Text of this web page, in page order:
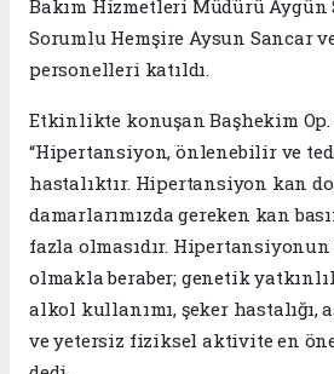
Bakım Hizmetleri Müdürü Aygün
Sorumlu Hemşire Aysun Sancar
personelleri katıldı.
Etkinlikte konuşan Başhekim Op.
“Hipertansiyon, önlenebilir ve
hastalıktır. Hipertansiyon kan
damarlarımızda gereken kan
fazla olmasıdır. Hipertansiyonun
olmakla beraber; genetik
alkol kullanımı, şeker hastalığı,
ve yetersiz fiziksel aktivite en